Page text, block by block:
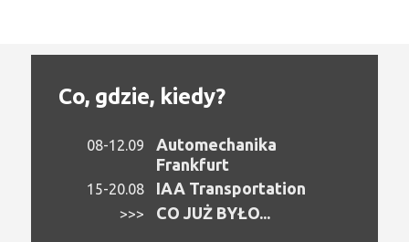
Co, gdzie, kiedy?
08-12.09
Automechanika
Frankfurt
15-20.08 IAA Transportation
>>> CO JUŻ BYŁO...